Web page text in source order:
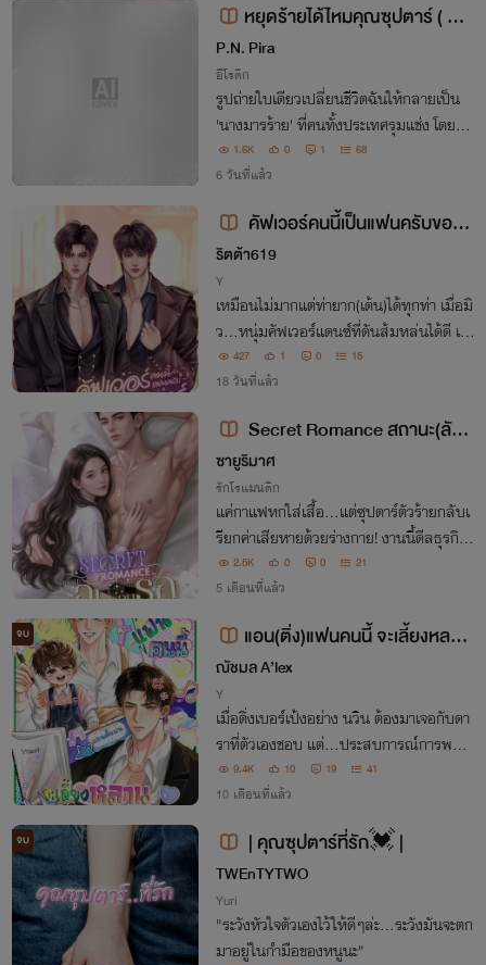
หยุดร้ายได้ไหมคุณซุปตาร์ ( NC
ฉ่ำๆ )
P.N. Pira
อีโรติก
รูปถ่ายใบเดียวเปลี่ยนชีวิตฉันให้กลายเป็น
'นางมารร้าย' ที่คนทั้งประเทศรุมแช่ง โดยไม่
มีใครรู้เลยว่า เบื้องหลังรอยยิ้มเทพบุตรของ
เขา... คือซุปตาร์สารเลวที่กักขังและรังแกฉั
1.6K 0 1 68
6 วันที่แล้ว
คัฟเวอร์คนนี้เป็นแฟนครับของคุ
ณซุปตาร์
ริตต้า619
Y
เหมือนไม่มากแต่ท่ายาก(เต้น)ได้ทุกท่า เมื่อมิ
ว...หนุ่มคัฟเวอร์แดนซ์ที่ดันส้มหล่นได้ดี เพ
ราะคัฟเวอร์ซุปตาร์อย่างภูวินทร์ แต่คัฟเวอร์
หนุ่มกลับได้เป็นพรีเซนเตอร์แทนซุปตาร์...
427 1 0 15
18 วันที่แล้ว
Secret Romance สถานะ(ลับ)
ซ่อนรักคุณซุปตาร์###
ซายูริมาศ
รักโรแมนติก
แค่กาแฟหกใส่เสื้อ...แต่ซุปตาร์ตัวร้ายกลับเ
รียกค่าเสียหายด้วยร่างกาย! งานนี้ดีลธุรกิจ
หรือดีลบนเตียง...ใครจะเพลี่ยงพล้ำก่อนกัน
2.5K 0 0 21
5 เดือนที่แล้ว
จบ
แอน(ติ่ง)แฟนคนนี้ จะเลี้ยงหลานใ
ห้คุณซุปตาร์เอง! #Mpreg
ณัชมล A’lex
Y
เมื่อติ่งเบอร์เป้งอย่าง นวิน ต้องมาเจอกับดา
ราที่ตัวเองชอบ แต่...ประสบการณ์การพบกั
นครั้งนี้กลับติดลบขั้นสุด! เขาเลยผันตัวมาเป็
น แอนตี้แฟน พร้อมฉกหลานชายของคุณซุ
9.4K 10 19 41
10 เดือนที่แล้ว
จบ | คุณซุปตาร์ที่รัก💓 |
TWEnTYTWO
Yuri
"ระวังหัวใจตัวเองไว้ให้ดีๆล่ะ...ระวังมันจะตก
มาอยู่ในกำมือของหนูนะ"